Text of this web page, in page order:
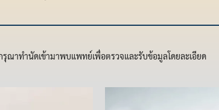
รุณาทำนัดเข้ามาพบแพทย์เพื่อตรวจและรับข้อมูลโดยละเอียด